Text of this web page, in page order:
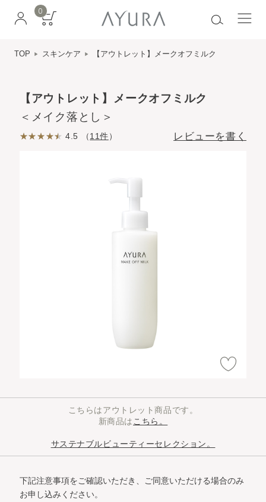
0
TOP スキンケア 【アウトレット】メークオフミルク
【アウトレット】メークオフミルク
＜メイク落とし＞
4.5 （11件） レビューを書く
こちらはアウトレット商品です。
新商品は こちら。
サステナブルビューティーセレクション。
下記注意事項をご確認いただき、ご同意いただける場合のみ
お申し込みください。